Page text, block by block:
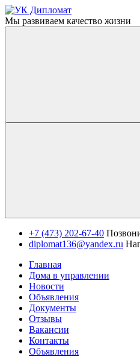
Мы развиваем качество жизни
+7 (473) 202-67-40
diplomat136@yandex.ru
Главная
Дома в управлении
Новости
Объявления
Документы
Отзывы
Вакансии
Контакты
Объявления